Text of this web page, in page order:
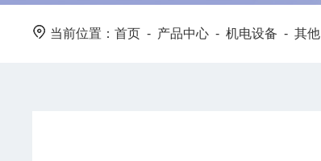
当前位置：首页 - 产品中心 -机电设备 -其他